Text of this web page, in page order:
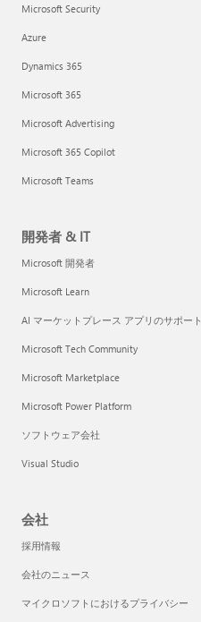
Microsoft Security
Azure
Dynamics 365
Microsoft 365
Microsoft Advertising
Microsoft 365 Copilot
Microsoft Teams
開発者 & IT
Microsoft 開発者
Microsoft Learn
AI マーケットプレース アプリのサポート
Microsoft Tech Community
Microsoft Marketplace
Microsoft Power Platform
ソフトウェア会社
Visual Studio
会社
採用情報
会社のニュース
マイクロソフトにおけるプライバシー